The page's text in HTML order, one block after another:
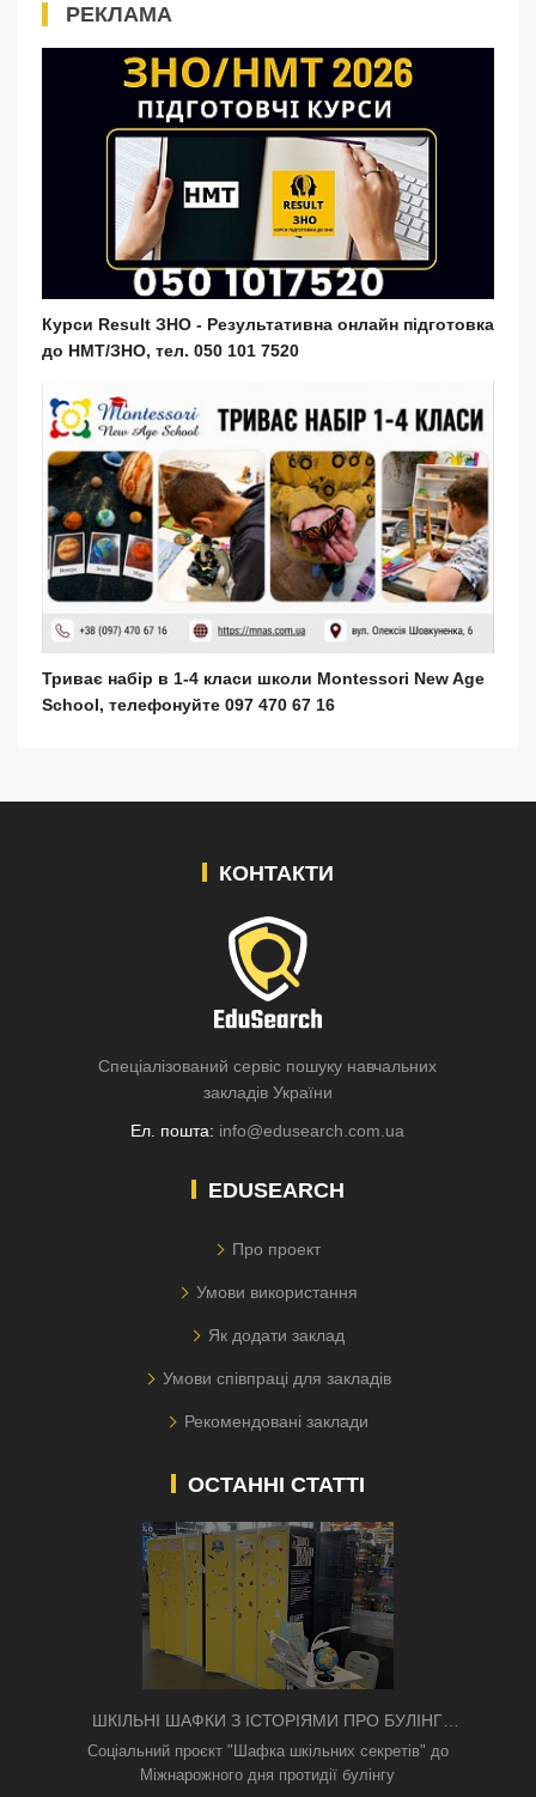
РЕКЛАМА
Курси Result ЗНО - Результативна онлайн підготовка
до НМТ/ЗНО, тел. 050 101 7520
Триває набір в 1-4 класи школи Montessori New Age
School, телефонуйте 097 470 67 16
КОНТАКТИ
Спеціалізований сервіс пошуку навчальних
закладів України
Ел. пошта: info@edusearch.com.ua
EDUSEARCH
Про проект
Умови використання
Як додати заклад
Умови співпраці для закладів
Рекомендовані заклади
ОСТАННІ СТАТТІ
ШКІЛЬНІ ШАФКИ З ІСТОРІЯМИ ПРО БУЛІНГ
З'ЯВИЛИСЯ В КИЄВІ
Соціальний проєкт "Шафка шкільних секретів" до
Міжнарожного дня протидії булінгу